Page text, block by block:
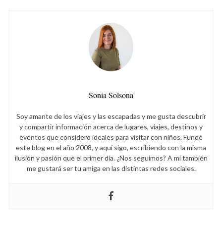
Sonia Solsona
Soy amante de los viajes y las escapadas y me gusta descubrir
y compartir información acerca de lugares, viajes, destinos y
eventos que considero ideales para visitar con niños. Fundé
este blog en el año 2008, y aquí sigo, escribiendo con la misma
ilusión y pasión que el primer día. ¿Nos seguimos? A mí también
me gustará ser tu amiga en las distintas redes sociales.